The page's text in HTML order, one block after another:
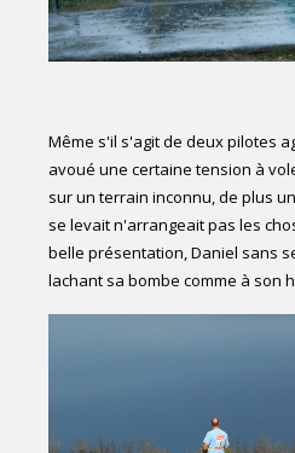
Même s'il s'agit de deux pilotes
avoué une certaine tension à
sur un terrain inconnu, de plus
se levait n'arrangeait pas les
belle présentation, Daniel sans
lachant sa bombe comme à son